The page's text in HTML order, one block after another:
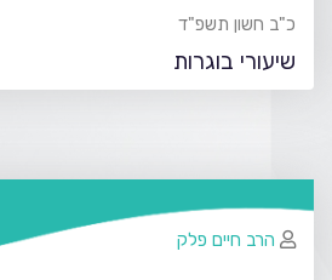
כ"ב חשון תשפ"ד
שיעורי בוגרות
הרב חיים פלק